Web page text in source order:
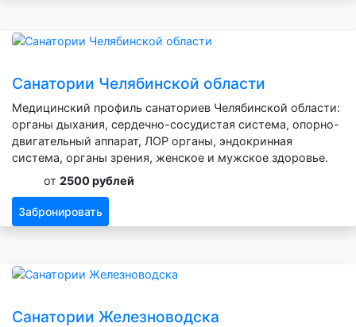
Санатории Челябинской области
Медицинский профиль санаториев Челябинской области:
органы дыхания, сердечно-сосудистая система, опорно-
двигательный аппарат, ЛОР органы, эндокринная
система, органы зрения, женское и мужское здоровье.
от 2500 рублей
Забронировать
Санатории Железноводска